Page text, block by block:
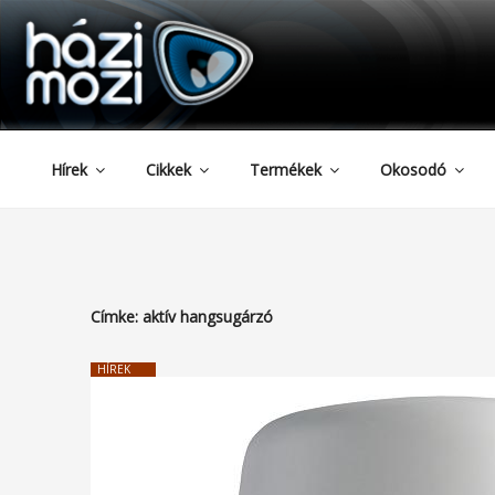
Tartalomhoz
HAZIMOZI
Hírek Cikkek Termékek Okosodó
Címke: aktív hangsugárzó
HÍREK